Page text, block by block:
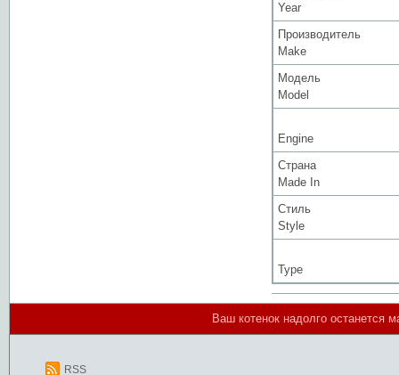
Year
Производитель
Make
Модель
Model
Engine
Страна
Made In
Стиль
Style
Type
Ваш котенок надолго останется
RSS